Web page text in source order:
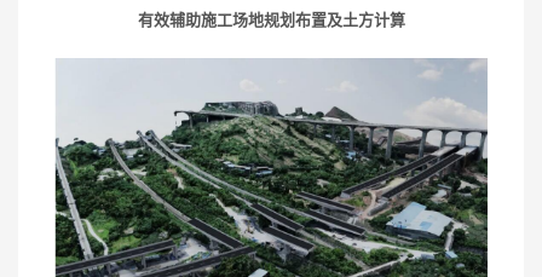
有效辅助施工场地规划布置及土方计算